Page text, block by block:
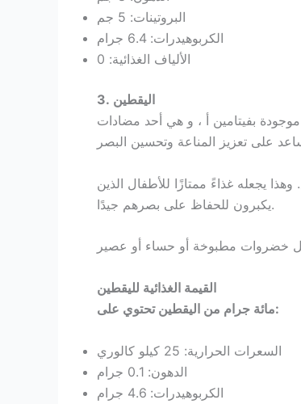
البروتينات: 5 جم
الكربوهيدرات: 6.4 جرام
الألياف الغذائية: 0
3. اليقطين
موجودة بفيتامين أ ، و هي أحد مضادات
يجعله غذاءً ممتازًا للأطفال الذين
يكبرون للحفاظ على بصرهم جيدًا.
القيمة الغذائية لليقطين
مائة جرام من اليقطين تحتوي على:
السعرات الحرارية: 25 كيلو كالوري
الدهون: 0.1 جرام
الكربوهيدرات: 4.6 جرام